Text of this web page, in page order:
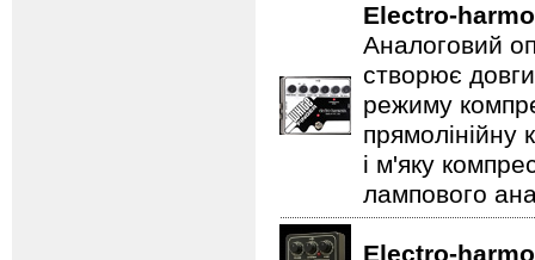
Electro-
Аналоговий
створює
режиму
прямолінійну
і м'яку
лампового